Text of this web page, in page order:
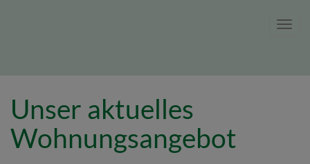
Unser aktuelles
Wohnungsangebot